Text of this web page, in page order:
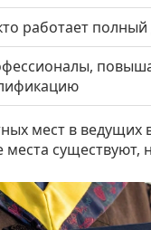
работает
мест в ведущих
существуют,